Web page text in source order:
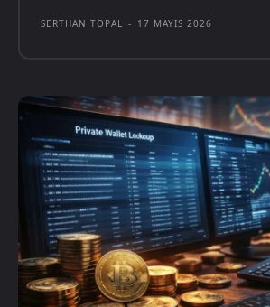
SERTHAN TOPAL - 17 MAYIS 2026